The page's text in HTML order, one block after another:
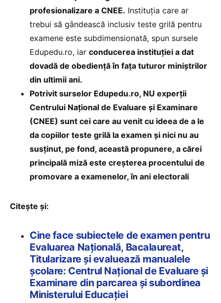
profesionalizare a CNEE. Instituția care ar
trebui să gândească inclusiv teste grilă pentru
examene este subdimensionată, spun sursele
Edupedu.ro, iar conducerea instituției a dat
dovadă de obediență în fața tuturor miniștrilor
din ultimii ani.
Potrivit surselor Edupedu.ro, NU experții
Centrului Naţional de Evaluare şi Examinare
(CNEE) sunt cei care au venit cu ideea de a le
da copiilor teste grilă la examen și nici nu au
susținut, pe fond, această propunere, a cărei
principală miză este creșterea procentului de
promovare a examenelor, în ani electorali
Citește și:
Cine face subiectele de examen pentru
Evaluarea Naţională, Bacalaureat,
Titularizare şi evaluează manualele
şcolare: Centrul Naţional de Evaluare şi
Examinare din parcarea şi subordinea
Ministerului Educaţiei